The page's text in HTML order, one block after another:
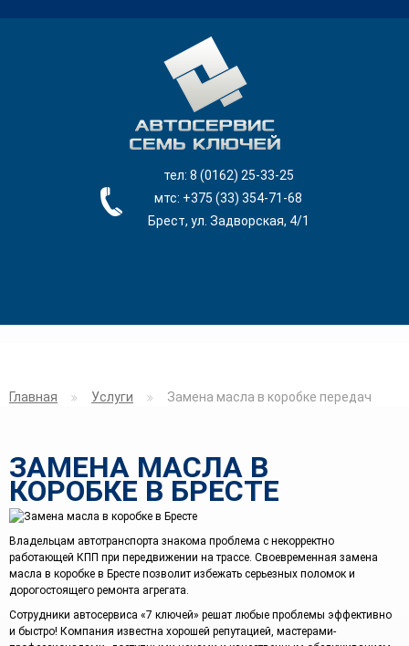
тел: 8 (0162) 25-33-25
мтс: +375 (33) 354-71-68
Брест, ул. Задворская, 4/1
УСЛУГИ
ВОПРОС-ОТВЕТ
СТАТЬИ
КОНТАКТЫ
Главная Услуги Замена масла в коробке передач
ЗАМЕНА МАСЛА В
КОРОБКЕ В БРЕСТЕ
Владельцам автотранспорта знакома проблема с некорректно
работающей КПП при передвижении на трассе. Своевременная замена
масла в коробке в Бресте позволит избежать серьезных поломок и
дорогостоящего ремонта агрегата.
Сотрудники автосервиса «7 ключей» решат любые проблемы эффективно
и быстро! Компания известна хорошей репутацией, мастерами-